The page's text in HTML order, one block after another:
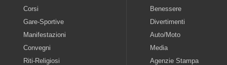
Corsi
Gare-Sportive
Manifestazioni
Convegni
Riti-Religiosi
Benessere
Divertimenti
Auto/Moto
Media
Agenzie Stampa